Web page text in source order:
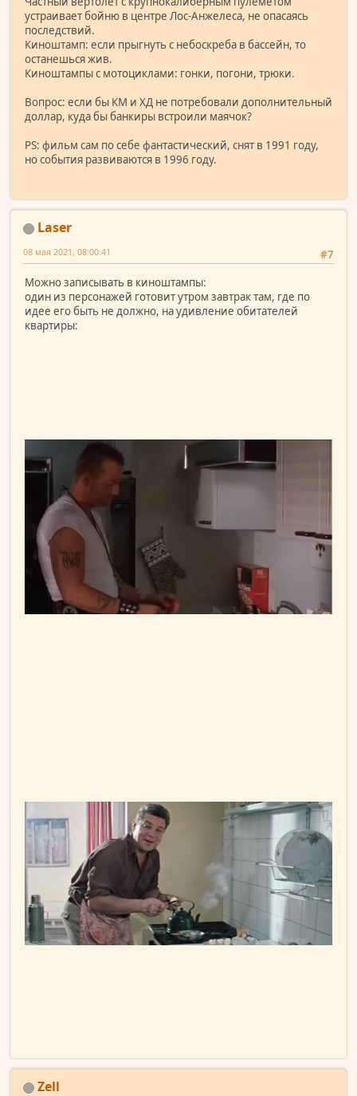
устраивает бойню в центре Лос-Анжелеса, не опасаясь
последствий.
Киноштамп: если прыгнуть с небоскреба в бассейн, то
останешься жив.
Киноштампы с мотоциклами: гонки, погони, трюки.
Вопрос: если бы КМ и ХД не потребовали дополнительный
доллар, куда бы банкиры встроили маячок?
PS: фильм сам по себе фантастический, снят в 1991 году,
но события развиваются в 1996 году.
Laser
#7
08 мая 2021, 08:00:41
Можно записывать в киноштампы:
один из персонажей готовит утром завтрак там, где по
идее его быть не должно, на удивление обитателей
квартиры:
Zell